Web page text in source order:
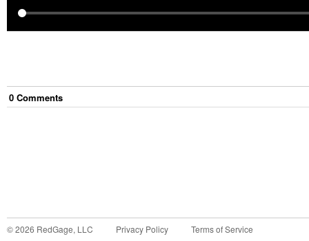
0 Comments
©2026 RedGage, LLC Privacy Policy Terms of Service